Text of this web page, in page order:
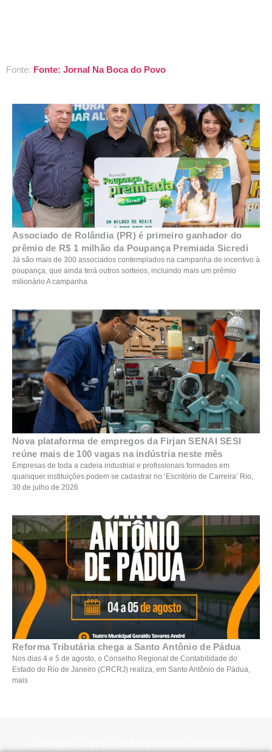
Fonte: Fonte: Jornal Na Boca do Povo
Associado de Rolândia (PR) é primeiro ganhador do
prêmio de R$ 1 milhão da Poupança Premiada Sicredi
Já são mais de 300 associados contemplados na campanha de incentivo à
poupança, que ainda terá outros sorteios, incluindo mais um prêmio
milionário A campanha
Nova plataforma de empregos da Firjan SENAI SESI
reúne mais de 100 vagas na indústria neste mês
Empresas de toda a cadeia industrial e profissionais formados em
quaisquer instituições podem se cadastrar no ‘Escritório de Carreira’ Rio,
30 de julho de 2026
Reforma Tributária chega a Santo Antônio de Pádua
Nos dias 4 e 5 de agosto, o Conselho Regional de Contabilidade do
Estado do Rio de Janeiro (CRCRJ) realiza, em Santo Antônio de Pádua,
mais